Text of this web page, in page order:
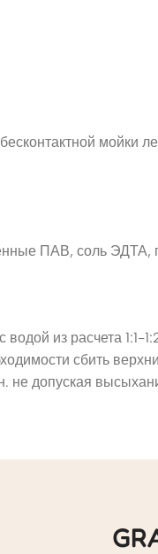
мойки
ПАВ, соль ЭДТА,
водой из расчета
сбить
не допуская